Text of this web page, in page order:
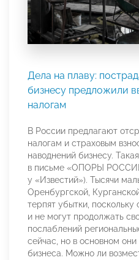
Дела на плаву:
бизнесу предложили
налогам
В России предлагают
налогам и страховым
наводнений бизнесу.
в письме «ОПОРЫ
у «Известий»). Тысячи
Оренбургской,
терпят убытки,
и не могут продолжать
послаблений
сейчас, но в основном
бизнеса. Можно ли